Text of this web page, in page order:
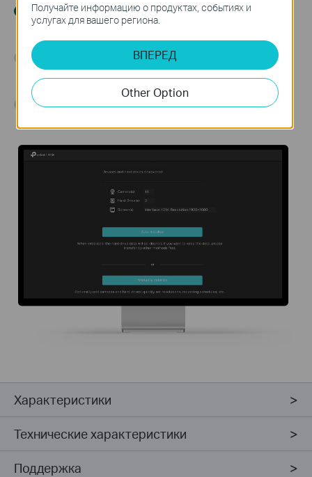
Click “Auto Initialize”
Initializing
Done
Характеристики
Технические характеристики
Поддержка
Получайте информацию о продуктах, событиях и
услугах для вашего региона.
ВПЕРЕД
Other Option